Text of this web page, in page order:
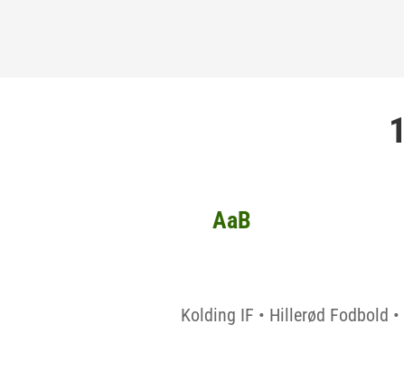
AaB
Kolding IF • Hillerød Fodbold